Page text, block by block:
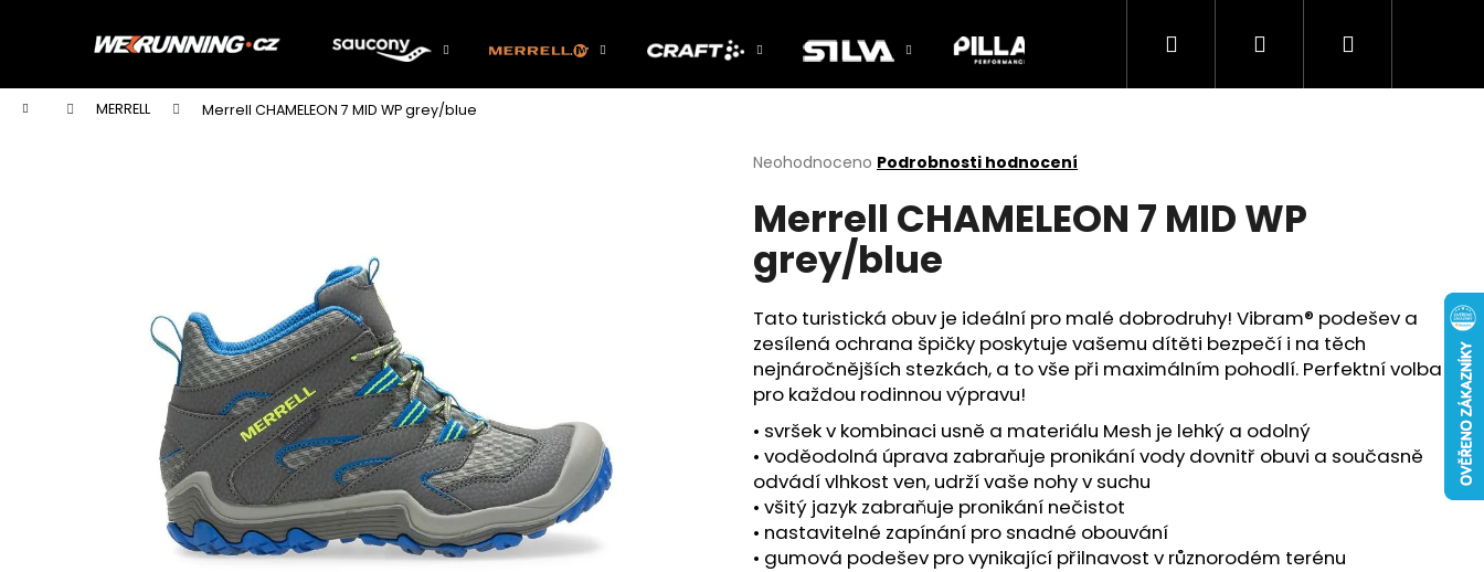
Hledat PřihlášeníNákupní
Domů MERRELL Merrell CHAMELEON 7 MID WP grey/blue
Průměrné
produktu
je
z
5
hvězdiček.
Neohodnoceno Podrobnosti hodnocení
Merrell CHAMELEON 7 MID WP
grey/blue
Tato turistická obuv je ideální pro malé dobrodruhy! Vibram® podešev a
zesílená ochrana špičky poskytuje vašemu dítěti bezpečí i na těch
nejnáročnějších stezkách, a to vše při maximálním pohodlí. Perfektní volba
pro každou rodinnou výpravu!
• svršek v kombinaci usně a materiálu Mesh je lehký a odolný
• voděodolná úprava zabraňuje pronikání vody dovnitř obuvi a současně
odvádí vlhkost ven, udrží vaše nohy v suchu
• všitý jazyk zabraňuje pronikání nečistot
• nastavitelné zapínání pro snadné obouvání
• gumová podešev pro vynikající přilnavost v různorodém terénu
í
Zpět
do
obchodu
Zpět
do
obchodu
HLEDAT
Následující
PILLAR PERFORMANCE COLLAGEN REPAIR
TENDON & LIGAMENT
1 268 Kč
PILLAR PERFORMANCE TRIPLE
MAGNESIUM - LESNÍ PLODY, 200G
1 090 Kč
BOTY CRAFT ENDURANCE 3 - BÍLÁ
3 990 Kč